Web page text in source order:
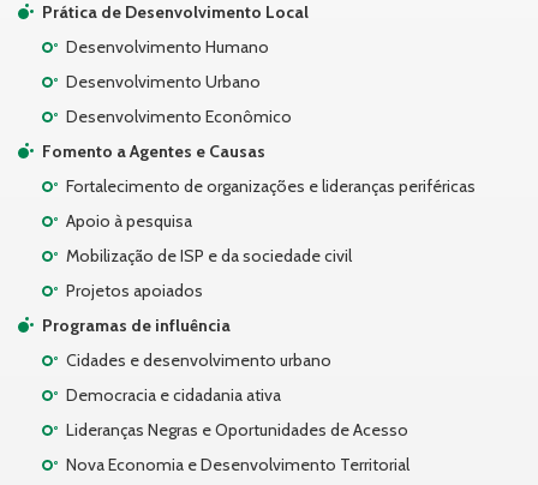
Prática de Desenvolvimento Local
Desenvolvimento Humano
Desenvolvimento Urbano
Desenvolvimento Econômico
Fomento a Agentes e Causas
Fortalecimento de organizações e lideranças periféricas
Apoio à pesquisa
Mobilização de ISP e da sociedade civil
Projetos apoiados
Programas de influência
Cidades e desenvolvimento urbano
Democracia e cidadania ativa
Lideranças Negras e Oportunidades de Acesso
Nova Economia e Desenvolvimento Territorial